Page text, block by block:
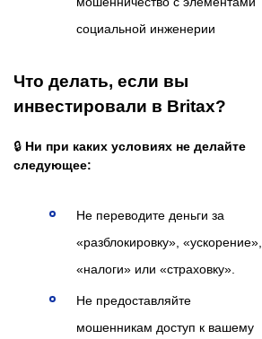
социальной инженерии
Что делать, если вы
инвестировали в Britax?
🔒 Ни при каких условиях не делайте
следующее:
Не переводите деньги за
«разблокировку», «ускорение»,
«налоги» или «страховку».
Не предоставляйте
мошенникам доступ к вашему